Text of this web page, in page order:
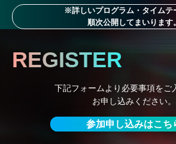
※詳しいプログラム・タイムテ
順次公開してまいります。
REGISTER
下記フォームより必要事項をご
お申し込みください。
参加申し込みはこち